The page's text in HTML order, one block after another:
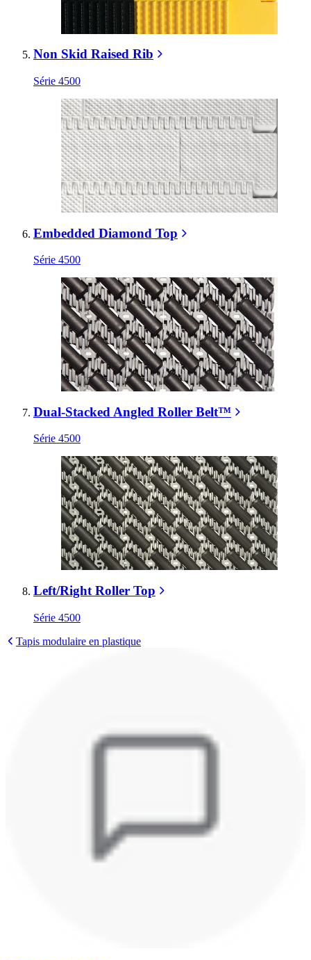
Non Skid Raised Rib
Série 4500
Embedded Diamond Top
Série 4500
Dual-Stacked Angled Roller Belt™
Série 4500
Left/Right Roller Top
Série 4500
Tapis modulaire en plastique